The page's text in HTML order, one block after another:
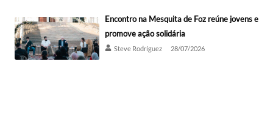
Encontro na Mesquita de Foz reúne jovens e
promove ação solidária
Steve Rodríguez 28/07/2026